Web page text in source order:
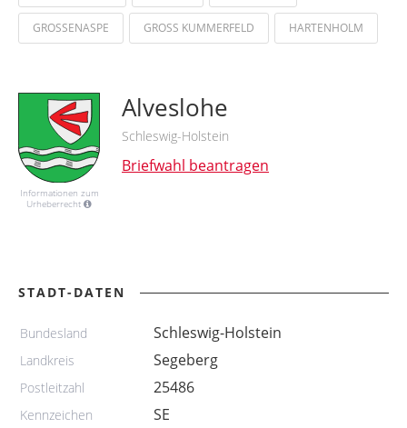
GROSSENASPE GROSS KUMMERFELD HARTENHOLM
Informationen zum
Urheberrecht
Alveslohe
Schleswig-Holstein
Briefwahl beantragen
STADT-DATEN
Bundesland Schleswig-Holstein
Landkreis Segeberg
Postleitzahl 25486
Kennzeichen SE